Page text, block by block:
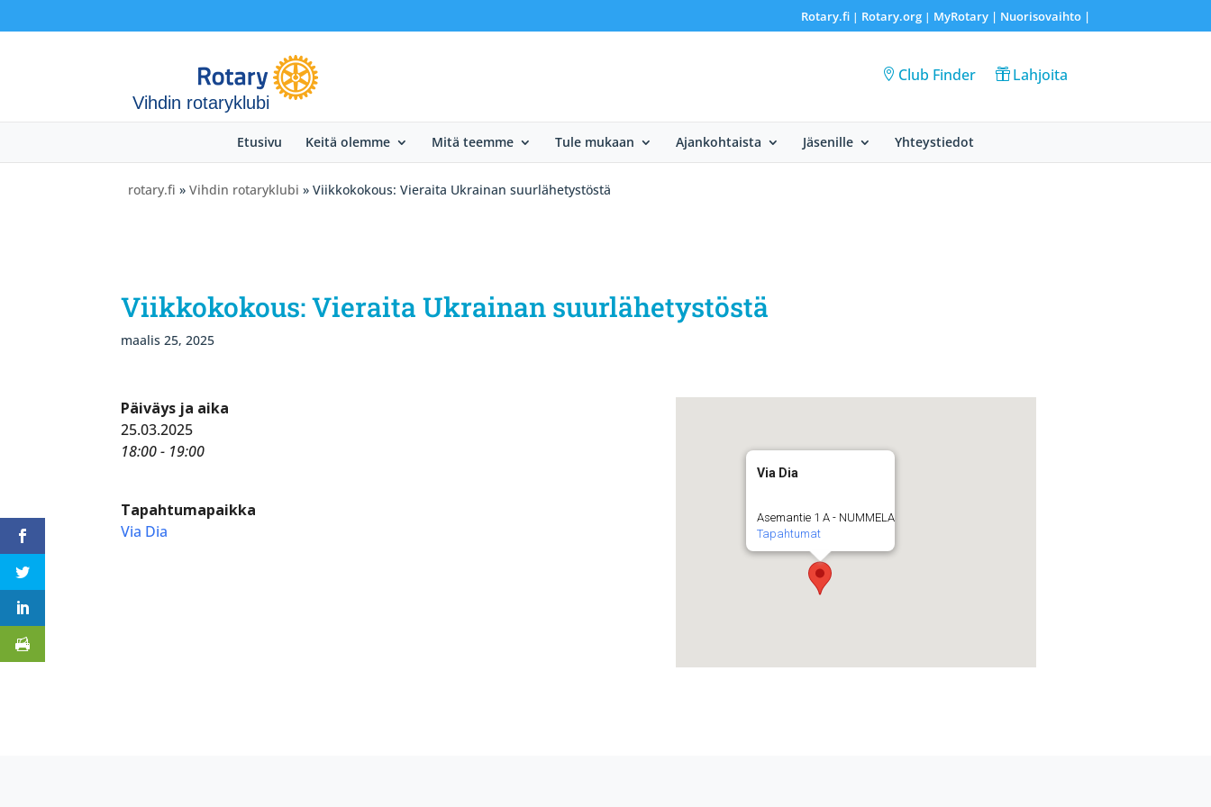
Rotary.fi| Rotary.org| MyRotary | Nuorisovaihto|
Vihdin rotaryklubi
Club Finder Lahjoita
Etusivu Keitä olemme Mitä teemme Tule mukaan Ajankohtaista Jäsenille Yhteystiedot
rotary.fi » Vihdin rotaryklubi » Viikkokokous: Vieraita Ukrainan suurlähetystöstä
Viikkokokous: Vieraita Ukrainan suurlähetystöstä
maalis 25, 2025
Via Dia
Asemantie 1 A - NUMMELA
Tapahtumat
Päiväys ja aika
25.03.2025
18:00 - 19:00
Tapahtumapaikka
Via Dia